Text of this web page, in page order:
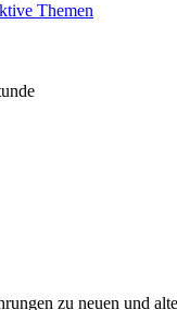
Themen
zu neuen und